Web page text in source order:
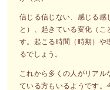
信じる信じない、感じる感
と）、起きている変化（こ
す。起こる時間（時期）や
るでしょう。
これから多くの人がリア
ている方もいるようです。